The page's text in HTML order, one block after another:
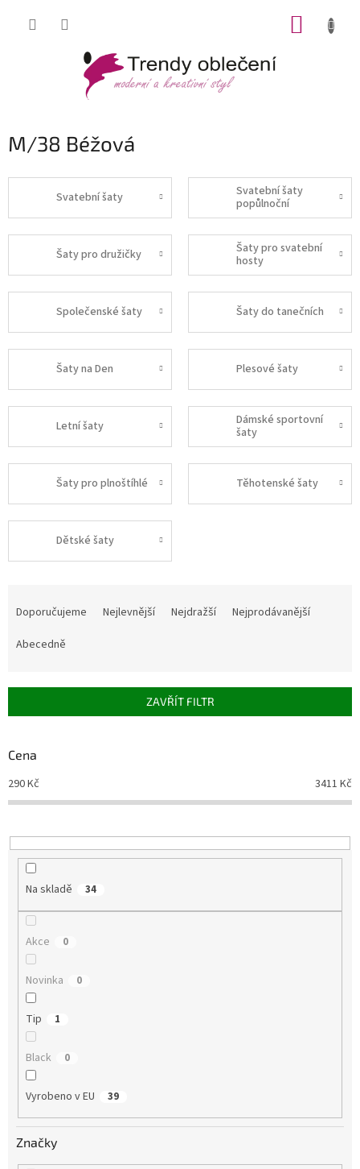
M/38 Béžová
Svatební šaty
Svatební šaty
popůlnoční
Šaty pro družičky
Šaty pro svatební
hosty
Společenské šaty Šaty do tanečních
Šaty na Den Plesové šaty
Letní šaty
Dámské sportovní
šaty
Šaty pro plnoštíhlé Těhotenské šaty
Dětské šaty
r
d
k
t
Doporučujeme Nejlevnější Nejdražší
Nejprodávanější
Abecedně
ZAVŘÍT FILTR
Cena
290Kč 3411 Kč
Na skladě 34
Akce 0
Novinka 0
Tip 1
Black 0
Vyrobeno v EU 39
Značky